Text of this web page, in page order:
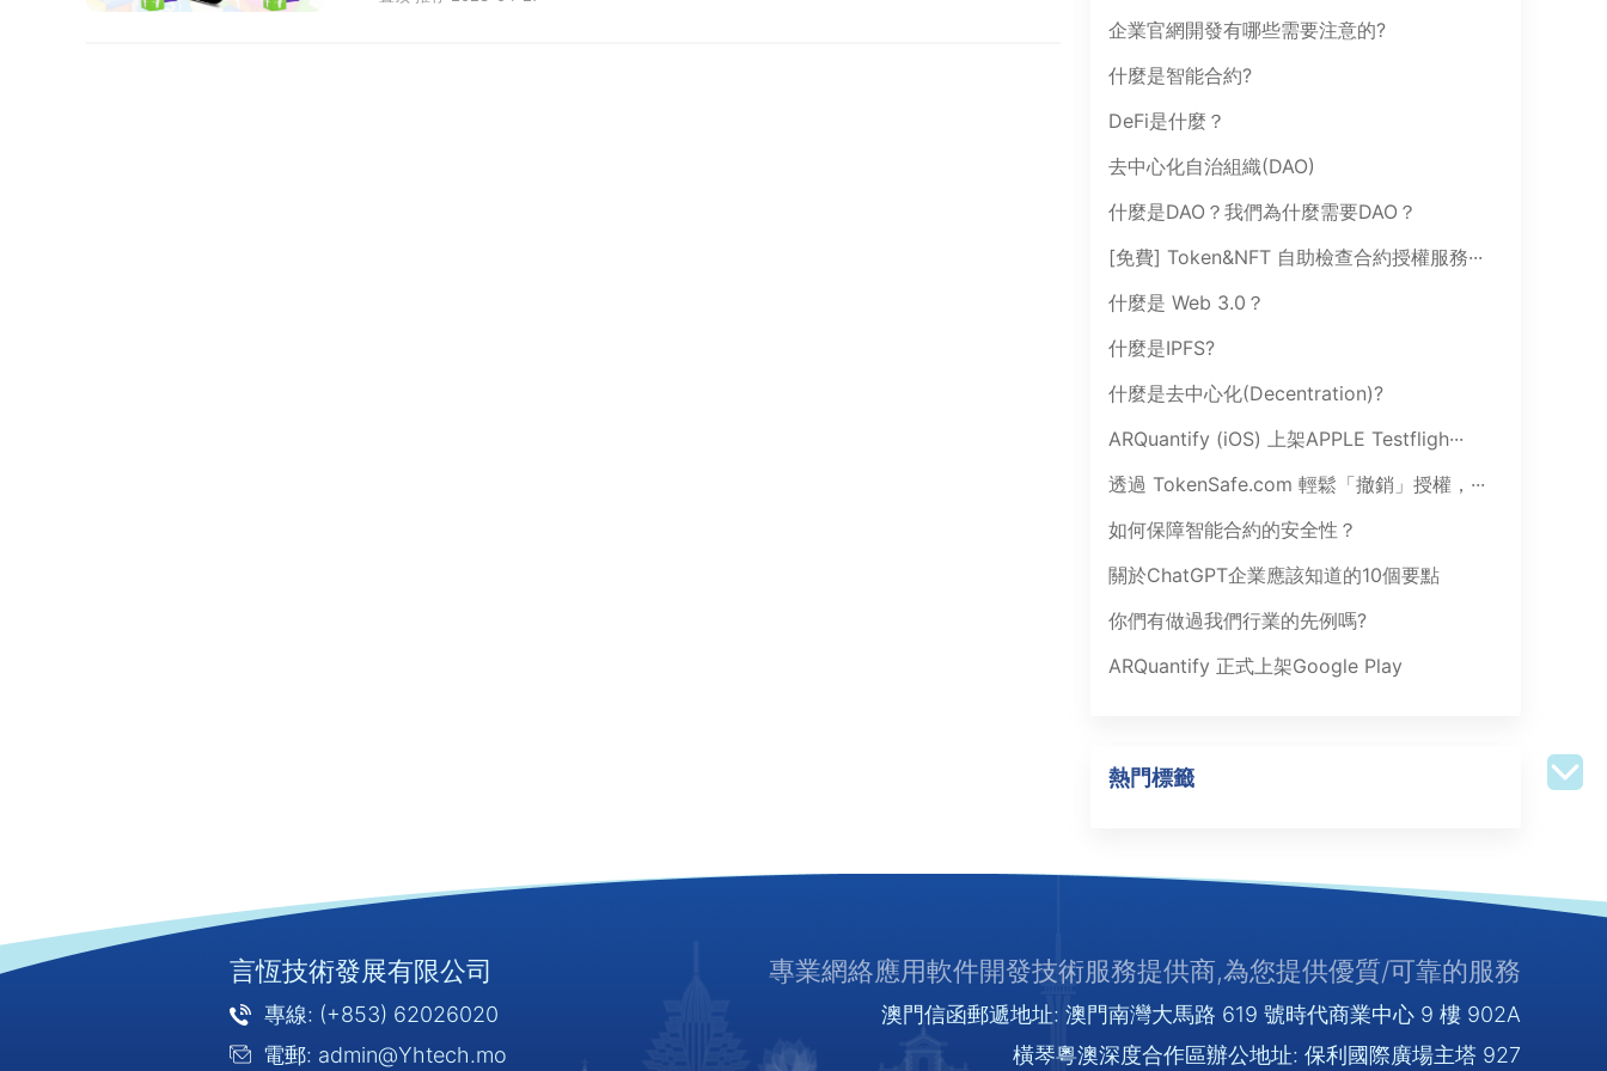
企業官網開發有哪些需要注意的?
什麼是智能合約?
DeFi是什麼？
去中心化自治組織(DAO)
什麼是DAO？我們為什麼需要DAO？
[免費] Token&NFT 自助檢查合約授權服務···
什麼是 Web 3.0？
什麼是IPFS?
什麼是去中心化(Decentration)?
ARQuantify (iOS) 上架APPLE Testfligh···
透過 TokenSafe.com 輕鬆「撤銷」授權，···
如何保障智能合約的安全性？
關於ChatGPT企業應該知道的10個要點
你們有做過我們行業的先例嗎?
ARQuantify 正式上架Google Play
熱門標籤
言恆技術發展有限公司
專線: (+853) 62026020
電郵: admin@Yhtech.mo
專業網絡應用軟件開發技術服務提供商,為您提供優質/可靠的服務
澳門信函郵遞地址: 澳門南灣大馬路 619 號時代商業中心 9 樓 902A
橫琴粵澳深度合作區辦公地址: 保利國際廣場主塔 927